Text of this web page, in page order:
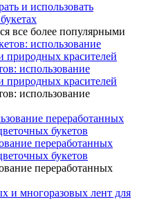
и использовать
все более популярными
использование
природных красителей
использование
переработанных
букетов
переработанных